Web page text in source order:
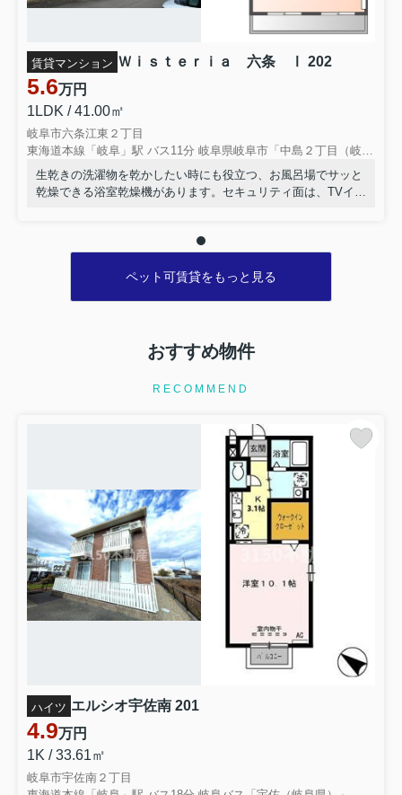
お客様各位
す。
誠に勝手ながら、社内行事のため、下記日程におきまし
て臨時休業とさていただきます。
【休業日】2025年11月29日（土）
期間中にいただいたお問い合わせ等につきましては、翌
営業日より順次対応させていただきます。
賃貸マンション Ｗｉｓｔｅｒｉａ 六条 Ⅰ 202
5.6万円
1LDK / 41.00㎡
岐阜市六条江東２丁目
東海道本線「岐阜」駅 バス11分 岐阜県岐阜市「中島２丁目（岐阜県）」 停歩7分
生乾きの洗濯物を乾かしたい時にも役立つ、お風呂場でサッと
乾燥できる浴室乾燥機があります。セキュリティ面は、TVイン
ラとなっています。通勤時間を短縮したいなら、岐阜周辺でお
で、この機会にお引っ越しをご検討ください。
ペット可賃貸をもっと見る
おすすめ物件
RECOMMEND
ハイツ エルシオ宇佐南 201
4.9万円
1K / 33.61㎡
岐阜市宇佐南２丁目